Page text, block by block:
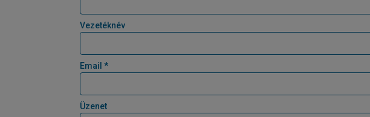
Vezetéknév
Email *
Üzenet